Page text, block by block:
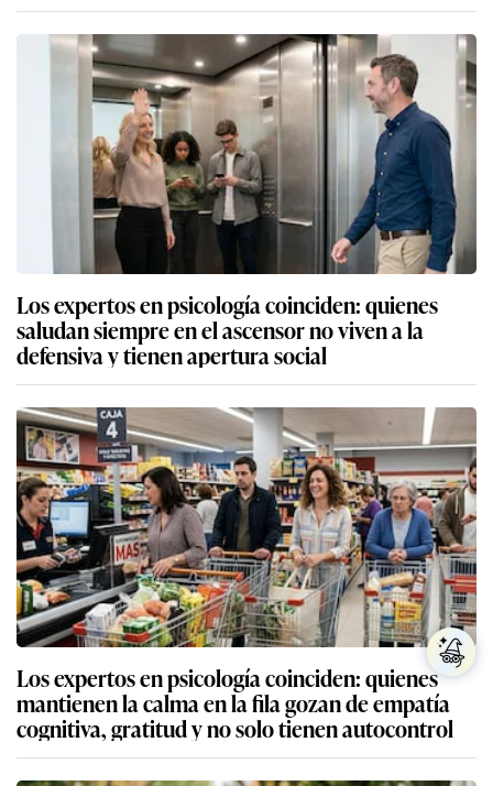
Los expertos en psicología coinciden: quienes
saludan siempre en el ascensor no viven a la
defensiva y tienen apertura social
Los expertos en psicología coinciden: quienes
mantienen la calma en la fila gozan de empatía
cognitiva, gratitud y no solo tienen autocontrol